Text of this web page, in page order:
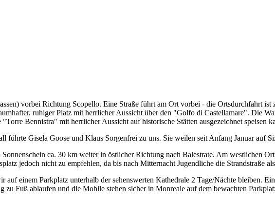
vorbei Richtung Scopello. Eine Straße führt am Ort vorbei - die Ortsdurchfahrt
ruhiger Platz mit herrlicher Aussicht über den "Golfo di Castellamare". Die
Bennistra" mit herrlicher Aussicht auf historische Stätten ausgezeichnet speisen
Gisela Goose und Klaus Sorgenfrei zu uns. Sie weilen seit Anfang Januar auf
ca. 30 km weiter in östlicher Richtung nach Balestrate. Am westlichen
jedoch nicht zu empfehlen, da bis nach Mitternacht Jugendliche die Strandstraße
einem Parkplatz unterhalb der sehenswerten Kathedrale 2 Tage/Nächte bleiben.
Fuß ablaufen und die Mobile stehen sicher in Monreale auf dem bewachten